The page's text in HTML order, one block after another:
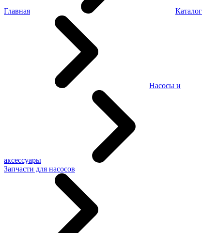
Главная Каталог
Насосы и
аксессуары
Запчасти для насосов